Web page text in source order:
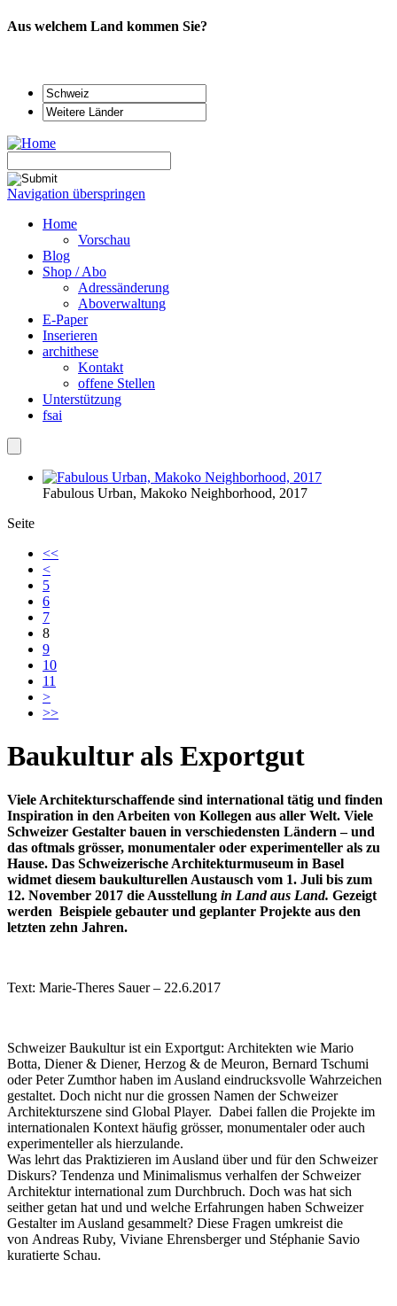
Aus welchem Land kommen Sie?
Navigation überspringen
Home
Vorschau
Blog
Shop / Abo
Adressänderung
Aboverwaltung
E-Paper
Inserieren
archithese
Kontakt
offene Stellen
Unterstützung
fsai
Fabulous Urban, Makoko Neighborhood, 2017
Seite
<<
<
5
6
7
8
9
10
11
>
>>
Baukultur als Exportgut
Viele Architekturschaffende sind international tätig und finden
Inspiration in den Arbeiten von Kollegen aus aller Welt. Viele
Schweizer Gestalter bauen in verschiedensten Ländern – und
das oftmals grösser, monumentaler oder experimenteller als zu
Hause. Das Schweizerische Architekturmuseum in Basel
widmet diesem baukulturellen Austausch vom 1. Juli bis zum
12. November 2017 die Ausstellung in Land aus Land. Gezeigt
werden Beispiele gebauter und geplanter Projekte aus den
letzten zehn Jahren.
Text: Marie-Theres Sauer – 22.6.2017
Schweizer Baukultur ist ein Exportgut: Architekten wie Mario
Botta, Diener & Diener, Herzog & de Meuron, Bernard Tschumi
oder Peter Zumthor haben im Ausland eindrucksvolle Wahrzeichen
gestaltet. Doch nicht nur die grossen Namen der Schweizer
Architekturszene sind Global Player. Dabei fallen die Projekte im
internationalen Kontext häufig grösser, monumentaler oder auch
experimenteller als hierzulande.
Was lehrt das Praktizieren im Ausland über und für den Schweizer
Diskurs? Tendenza und Minimalismus verhalfen der Schweizer
Architektur international zum Durchbruch. Doch was hat sich
seither getan hat und und welche Erfahrungen haben Schweizer
Gestalter im Ausland gesammelt? Diese Fragen umkreist die
von Andreas Ruby, Viviane Ehrensberger und Stéphanie Savio
kuratierte Schau.